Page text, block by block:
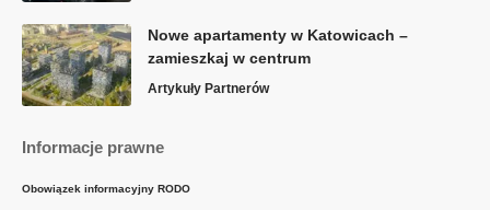
Nowe apartamenty w Katowicach –
zamieszkaj w centrum
Artykuły Partnerów
Informacje prawne
Obowiązek informacyjny RODO